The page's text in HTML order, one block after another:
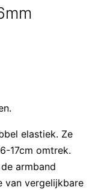
elastiek. Ze
17cm omtrek.
armband
van vergelijkbare